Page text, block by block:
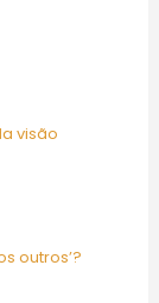
visão
outros’?